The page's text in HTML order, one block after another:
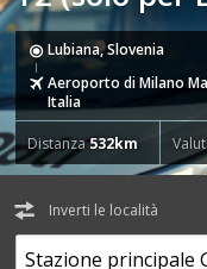
Lubiana, Slovenia
Aeroporto di Milano
Italia
Distanza532km
Inverti le località